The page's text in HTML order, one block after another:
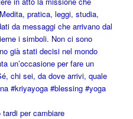
per cambiare